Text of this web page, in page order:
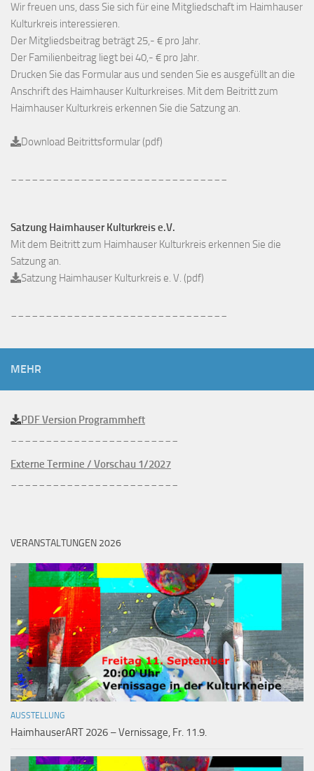
Wir freuen uns, dass Sie sich für eine Mitgliedschaft im Haimhauser
Kulturkreis interessieren.
Der Mitgliedsbeitrag beträgt 25,- € pro Jahr.
Der Familienbeitrag liegt bei 40,- € pro Jahr.
Drucken Sie das Formular aus und senden Sie es ausgefüllt an die
Anschrift des Haimhauser Kulturkreises. Mit dem Beitritt zum
Haimhauser Kulturkreis erkennen Sie die Satzung an.
Download Beitrittsformular (pdf)
Satzung Haimhauser Kulturkreis e.V.
Mit dem Beitritt zum Haimhauser Kulturkreis erkennen Sie die
Satzung an.
Satzung Haimhauser Kulturkreis e. V. (pdf)
MEHR
PDF Version Programmheft
Externe Termine / Vorschau 1/2027
VERANSTALTUNGEN 2026
AUSSTELLUNG
HaimhauserART 2026 – Vernissage, Fr. 11.9.